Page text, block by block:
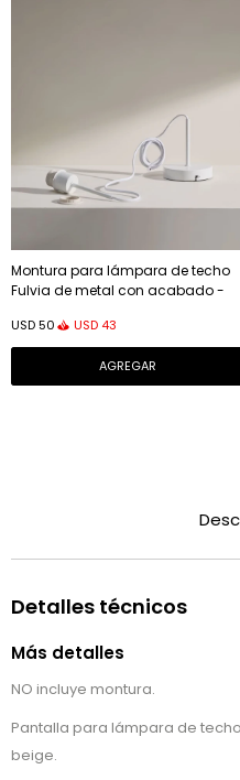
Montura para lámpara de techo
Fulvia de metal con acabado -
USD50 USD 43
Detalles técnicos
Más detalles
NO incluye montura.
Pantalla para lámpara de
beige.